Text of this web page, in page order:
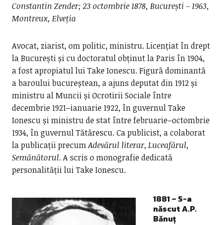
Constantin Zender; 23 octombrie 1878, București – 1963,
Montreux, Elveția
Avocat, ziarist, om politic, ministru. Licențiat în drept
la București și cu doctoratul obținut la Paris în 1904,
a fost apropiatul lui Take Ionescu. Figură dominantă
a baroului bucureștean, a ajuns deputat din 1912 și
ministru al Muncii și Ocrotirii Sociale între
decembrie 1921–ianuarie 1922, în guvernul Take
Ionescu și ministru de stat între februarie–octombrie
1934, în guvernul Tătărescu. Ca publicist, a colaborat
la publicații precumAdevărul literar, Luceafărul,
Semănătorul. A scris o monografie dedicată
personalității lui Take Ionescu.
1881 – S-a
născut A.P.
Bănuț